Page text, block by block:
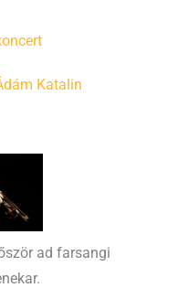
Katalin
ad farsangi